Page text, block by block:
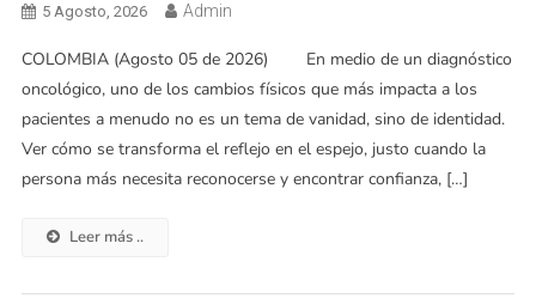
5 Agosto, 2026 Admin
COLOMBIA (Agosto 05 de 2026) En medio de un diagnóstico
oncológico, uno de los cambios físicos que más impacta a los
pacientes a menudo no es un tema de vanidad, sino de identidad.
Ver cómo se transforma el reflejo en el espejo, justo cuando la
persona más necesita reconocerse y encontrar confianza, […]
Leer más ..